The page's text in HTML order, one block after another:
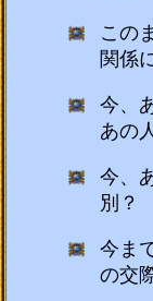
この
関係
今、
あの
今、
別？
今ま
の交